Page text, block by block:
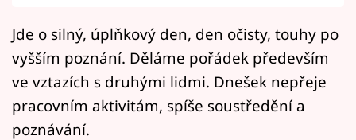
Mámy sobě
Přihlášení
Jde o silný, úplňkový den, den očisty, touhy po
vyšším poznání. Děláme pořádek především
ve vztazích s druhými lidmi. Dnešek nepřeje
pracovním aktivitám, spíše soustředění a
poznávání.